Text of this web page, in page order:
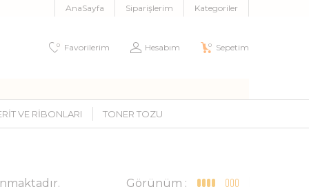
AnaSayfa Siparişlerim Kategoriler
0 Favorilerim Hesabım 0 Sepetim
VE RIBONLARI TONER TOZU
Görünüm :